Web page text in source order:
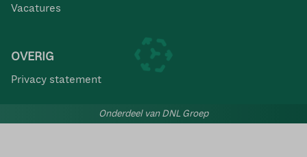
Vacatures
OVERIG
Privacy statement
Onderdeel van DNL Groep